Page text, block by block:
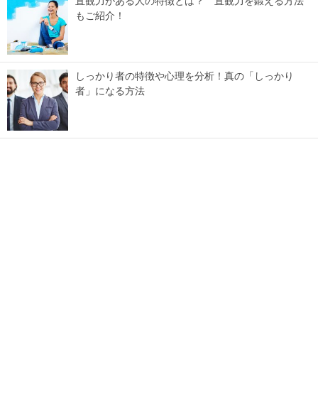
もご紹介！
しっかり者の特徴や心理を分析！真の「しっかり
者」になる方法